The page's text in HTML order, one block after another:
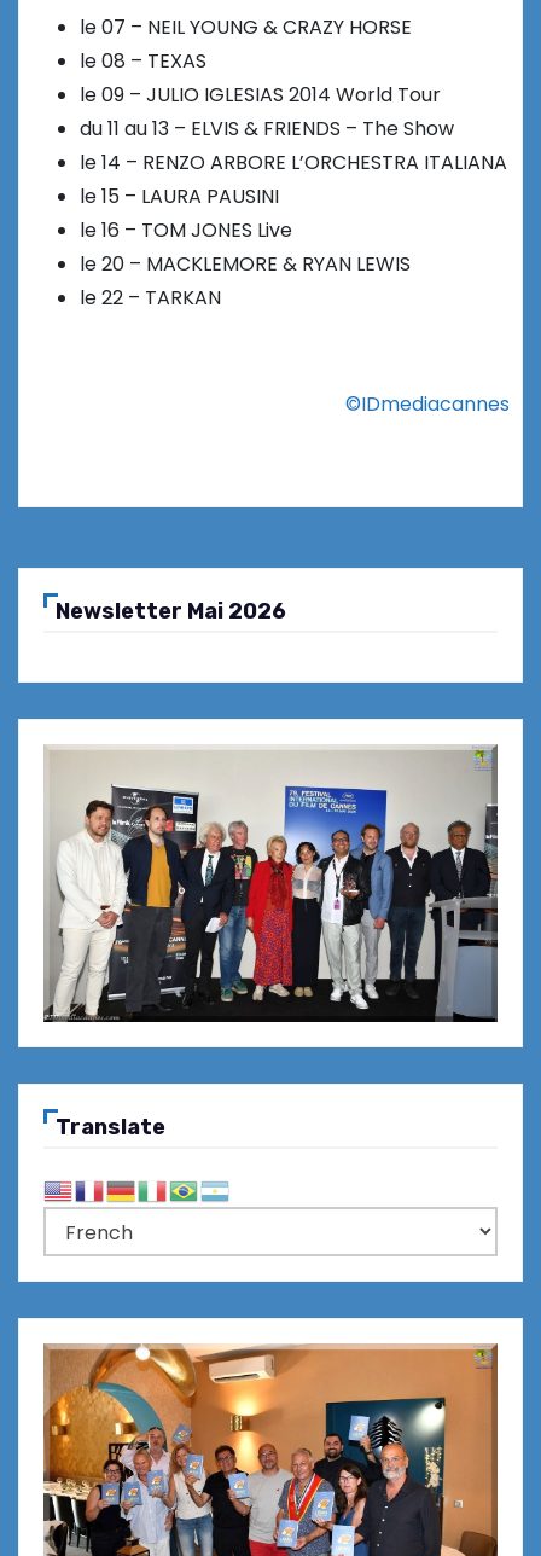
le 07 – NEIL YOUNG & CRAZY HORSE
le 08 – TEXAS
le 09 – JULIO IGLESIAS 2014 World Tour
du 11 au 13 – ELVIS & FRIENDS – The Show
le 14 – RENZO ARBORE L’ORCHESTRA ITALIANA
le 15 – LAURA PAUSINI
le 16 – TOM JONES Live
le 20 – MACKLEMORE & RYAN LEWIS
le 22 – TARKAN
©IDmediacannes
Newsletter Mai 2026
Translate